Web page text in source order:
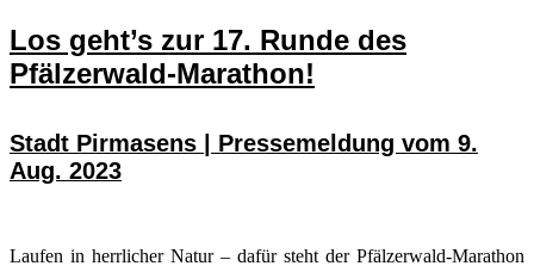
Los geht’s zur 17. Runde des
Pfälzerwald-Marathon!
Stadt Pirmasens | Pressemeldung vom 9.
Aug. 2023
Laufen in herrlicher Natur – dafür steht der Pfälzerwald-Marathon